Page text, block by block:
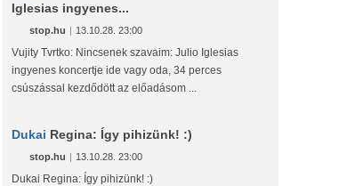
Iglesias ingyenes...
stop.hu | 13.10.28. 23:00
Vujity Tvrtko: Nincsenek szavaim: Julio Iglesias
ingyenes koncertje ide vagy oda, 34 perces
csúszással kezdődött az előadásom ...
Dukai Regina: Így pihizünk! :)
stop.hu | 13.10.28. 23:00
Dukai Regina: Így pihizünk! :)